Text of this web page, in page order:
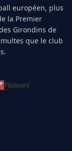
européen, plus
la Premier
Girondins de
que le club